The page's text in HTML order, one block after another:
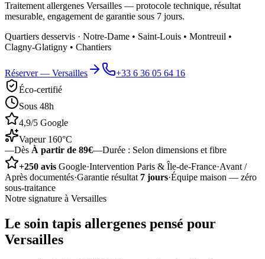
Traitement allergenes Versailles — protocole technique, résultat
mesurable, engagement de garantie sous 7 jours.
Quartiers desservis · Notre-Dame • Saint-Louis • Montreuil •
Clagny-Glatigny • Chantiers
Réserver — Versailles
+33 6 36 05 64 16
Éco-certifié
Sous 48h
4,9/5 Google
Vapeur 160°C
—Dès À partir de 89€—Durée : Selon dimensions et fibre
+250 avis Google·Intervention Paris & Île-de-France·Avant /
Après documentés·Garantie résultat 7 jours·Équipe maison — zéro
sous-traitance
Notre signature à Versailles
Le soin tapis allergenes pensé pour
Versailles